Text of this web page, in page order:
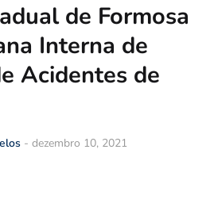
de Formosa
Interna de
Acidentes de
- dezembro 10, 2021